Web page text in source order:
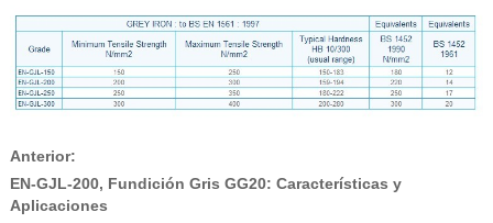
Anterior:
EN-GJL-200, Fundición Gris GG20: Características y
Aplicaciones